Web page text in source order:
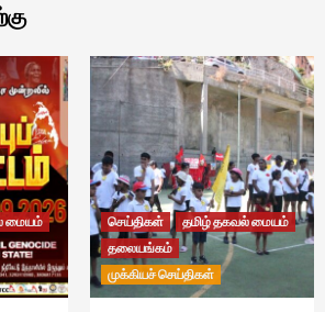
மையம்
செய்திகள்
தமிழ் தகவல் மையம்
தலையங்கம்
முக்கியச் செய்திகள்